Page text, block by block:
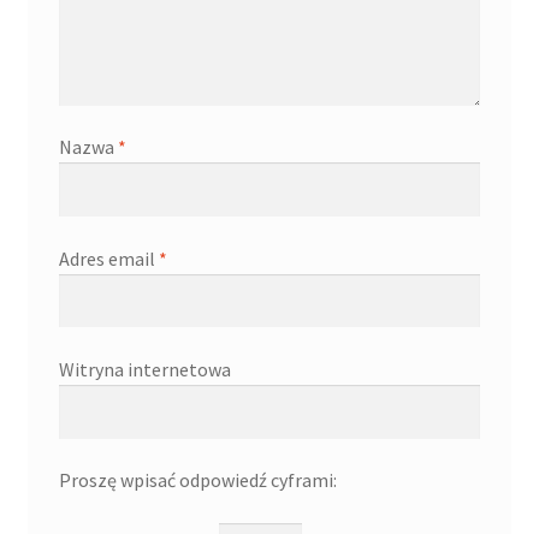
Nazwa *
Adres email *
Witryna internetowa
Proszę wpisać odpowiedź cyframi: